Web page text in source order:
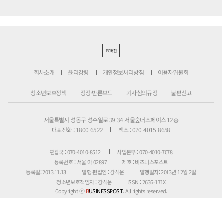
PC버전
회사소개 윤리강령 개인정보처리방침 이용자위원회
청소년보호정책 정정·반론보도 기사심의규정 불편신고
서울특별시 성동구 성수일로 39-34 서울숲더스페이스 12층
대표전화 : 1800-6522
팩스 : 070-4015-8658
편집국 : 070-4010-8512
사업본부 : 070-4010-7078
등록번호 : 서울 아 02897
제호 : 비즈니스포스트
등록일: 2013.11.13
발행·편집인 : 강석운
발행일자: 2013년 12월 2일
청소년보호책임자 : 강석운
ISSN : 2636-171X
Copyright ⓒBUSINESSPOST. All rights reserved.